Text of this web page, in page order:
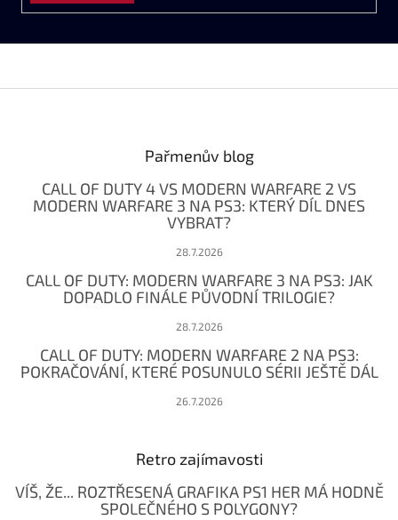
Pařmenův blog
CALL OF DUTY 4 VS MODERN WARFARE 2 VS
MODERN WARFARE 3 NA PS3: KTERÝ DÍL DNES
VYBRAT?
28.7.2026
CALL OF DUTY: MODERN WARFARE 3 NA PS3: JAK
DOPADLO FINÁLE PŮVODNÍ TRILOGIE?
28.7.2026
CALL OF DUTY: MODERN WARFARE 2 NA PS3:
POKRAČOVÁNÍ, KTERÉ POSUNULO SÉRII JEŠTĚ DÁL
26.7.2026
Retro zajímavosti
VÍŠ, ŽE... ROZTŘESENÁ GRAFIKA PS1 HER MÁ HODNĚ
SPOLEČNÉHO S POLYGONY?